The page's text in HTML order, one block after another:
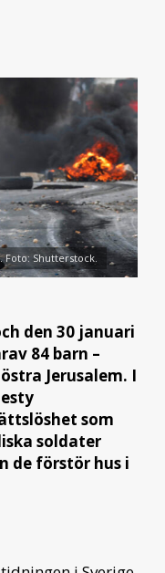
Foto: Shutterstock.
den 30 januari
84 barn –
Jerusalem. I
som
soldater
de förstör hus i